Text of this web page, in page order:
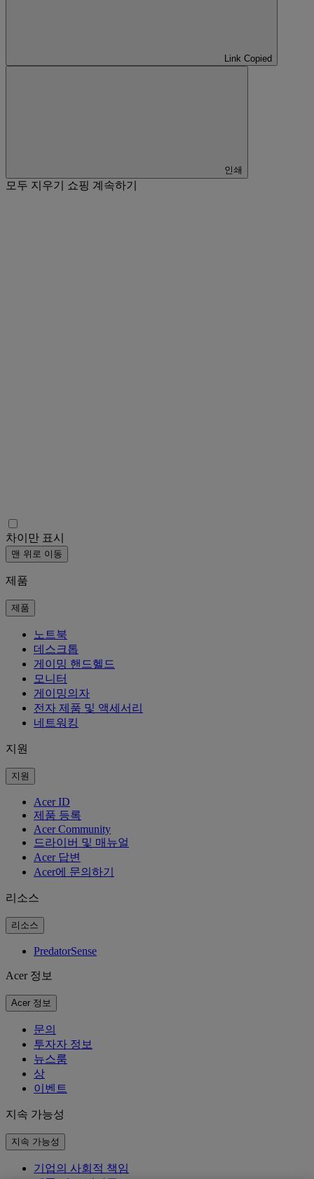
Link Copied
인쇄
모두 지우기 쇼핑 계속하기
차이만 표시
맨 위로 이동
제품
제품
노트북
데스크톱
게이밍 핸드헬드
모니터
게이밍의자
전자 제품 및 액세서리
네트워킹
지원
지원
Acer ID
제품 등록
Acer Community
드라이버 및 매뉴얼
Acer 답변
Acer에 문의하기
리소스
리소스
PredatorSense
Acer 정보
Acer 정보
문의
투자자 정보
뉴스룸
상
이벤트
지속 가능성
지속 가능성
기업의 사회적 책임